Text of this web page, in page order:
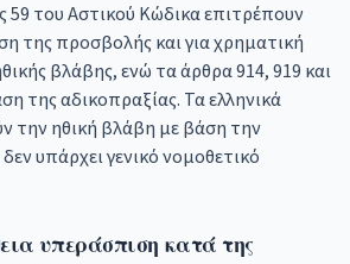
59 του Αστικού Κώδικα επιτρέπουν
της προσβολής και για χρηματική
βλάβης, ενώ τα άρθρα 914, 919 και
της αδικοπραξίας. Τα ελληνικά
την ηθική βλάβη με βάση την
υπάρχει γενικό νομοθετικό
υπεράσπιση κατά της